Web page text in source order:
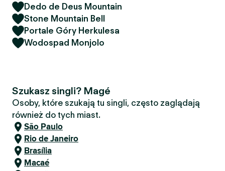
Dedo de Deus Mountain
Stone Mountain Bell
Portale Góry Herkulesa
Wodospad Monjolo
Szukasz singli? Magé
Osoby, które szukają tu singli, często zaglądają
również do tych miast.
São Paulo
Rio de Janeiro
Brasília
Macaé